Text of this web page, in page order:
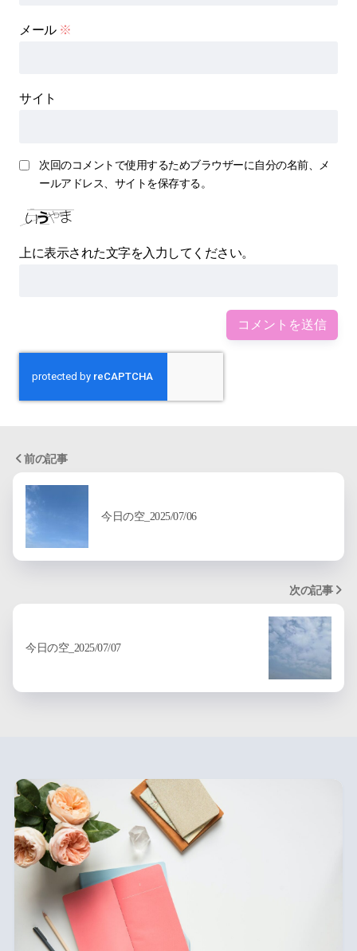
メール ※
サイト
次回のコメントで使用するためブラウザーに自分の名前、メ
ールアドレス、サイトを保存する。
上に表示された文字を入力してください。
前の記事
今日の空_2025/07/06
次の記事
今日の空_2025/07/07